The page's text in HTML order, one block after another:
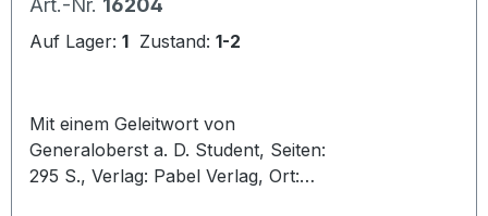
Art.-Nr. 16204
Auf Lager: 1 Zustand: 1-2
Mit einem Geleitwort von
Generaloberst a. D. Student, Seiten:
295 S., Verlag: Pabel Verlag, Ort: